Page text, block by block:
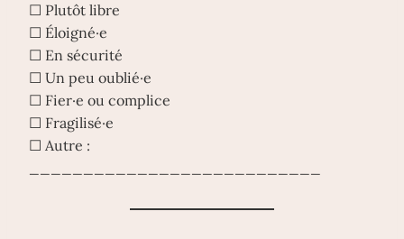
☐ Plutôt libre
☐ Éloigné·e
☐ En sécurité
☐ Un peu oublié·e
☐ Fier·e ou complice
☐ Fragilisé·e
☐ Autre :